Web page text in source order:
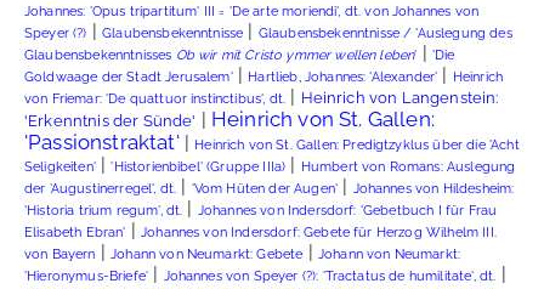
Johannes: 'Opus tripartitum' III = 'De arte moriendi', dt. von Johannes von
Speyer (?) |Glaubensbekenntnisse | Glaubensbekenntnisse / 'Auslegung des
Glaubensbekenntnisses Ob wir mit Cristo ymmer wellen leben' | 'Die
Goldwaage der Stadt Jerusalem'| Hartlieb, Johannes: 'Alexander' | Heinrich
von Friemar: 'De quattuor instinctibus', dt. | Heinrich von Langenstein:
'Erkenntnis der Sünde' | Heinrich von St. Gallen:
'Passionstraktat'| Heinrich von St. Gallen: Predigtzyklus über die 'Acht
Seligkeiten'|'Historienbibel' (Gruppe IIIa) | Humbert von Romans: Auslegung
der 'Augustinerregel', dt. | 'Vom Hüten der Augen' | Johannes von Hildesheim:
'Historia trium regum', dt. | Johannes von Indersdorf: 'Gebetbuch I für Frau
Elisabeth Ebran' |Johannes von Indersdorf: Gebete für Herzog Wilhelm III.
von Bayern |Johann von Neumarkt: Gebete | Johann von Neumarkt:
'Hieronymus-Briefe' | Johannes von Speyer (?): 'Tractatus de humilitate', dt. |